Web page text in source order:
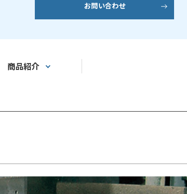
お問い合わせ
商品紹介